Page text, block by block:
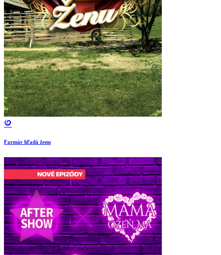
Farmár hľadá ženu